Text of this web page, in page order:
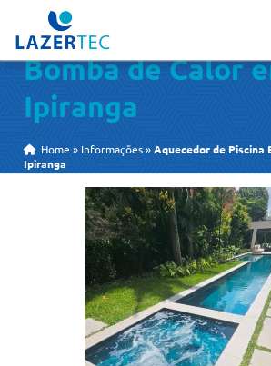
Aquecedor de
Bomba de Calor
Ipiranga
Home » Informações »Aquecedor de Piscina
Ipiranga